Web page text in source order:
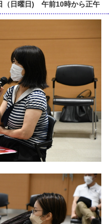
（日曜日) 午前10時から正午